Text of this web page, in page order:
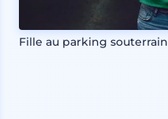
Fille au parking souterrain